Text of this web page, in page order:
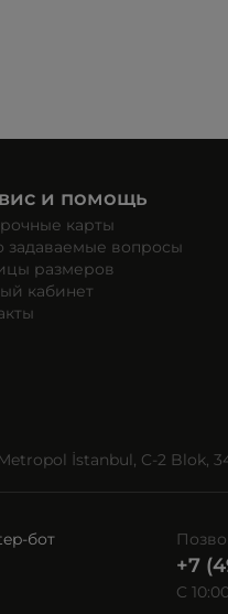
и помощь
карты
задаваемые вопросы
размеров
кабинет
İstanbul, C-2 Blok,
бот
+7
C